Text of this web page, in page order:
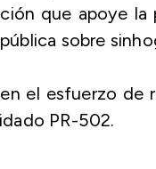
que apoye
sobre
el esfuerzo de
PR-502.